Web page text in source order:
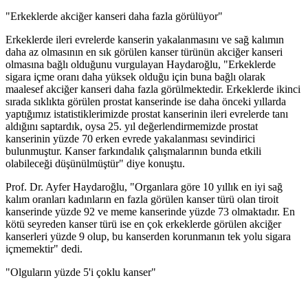
"Erkeklerde akciğer kanseri daha fazla görülüyor"
Erkeklerde ileri evrelerde kanserin yakalanmasını ve sağ kalımın
daha az olmasının en sık görülen kanser türünün akciğer kanseri
olmasına bağlı olduğunu vurgulayan Haydaroğlu, "Erkeklerde
sigara içme oranı daha yüksek olduğu için buna bağlı olarak
maalesef akciğer kanseri daha fazla görülmektedir. Erkeklerde ikinci
sırada sıklıkta görülen prostat kanserinde ise daha önceki yıllarda
yaptığımız istatistiklerimizde prostat kanserinin ileri evrelerde tanı
aldığını saptardık, oysa 25. yıl değerlendirmemizde prostat
kanserinin yüzde 70 erken evrede yakalanması sevindirici
bulunmuştur. Kanser farkındalık çalışmalarının bunda etkili
olabileceği düşünülmüştür" diye konuştu.
Prof. Dr. Ayfer Haydaroğlu, "Organlara göre 10 yıllık en iyi sağ
kalım oranları kadınların en fazla görülen kanser türü olan tiroit
kanserinde yüzde 92 ve meme kanserinde yüzde 73 olmaktadır. En
kötü seyreden kanser türü ise en çok erkeklerde görülen akciğer
kanserleri yüzde 9 olup, bu kanserden korunmanın tek yolu sigara
içmemektir" dedi.
"Olguların yüzde 5'i çoklu kanser"